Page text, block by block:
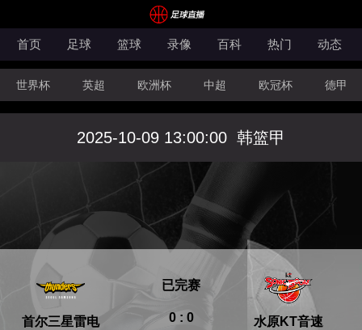
首页 足球 篮球 录像 百科 热门 动态
世界杯 英超 欧洲杯 中超 欧冠杯 德甲
CBA FIBA洲际杯
2025-10-09 13:00:00 韩篮甲
首尔三星雷电 0 : 0
已完赛
水原KT音速